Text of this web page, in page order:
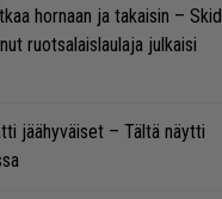
hornaan ja takaisin – Skid
ruotsalaislaulaja julkaisi
jäähyväiset – Tältä näytti